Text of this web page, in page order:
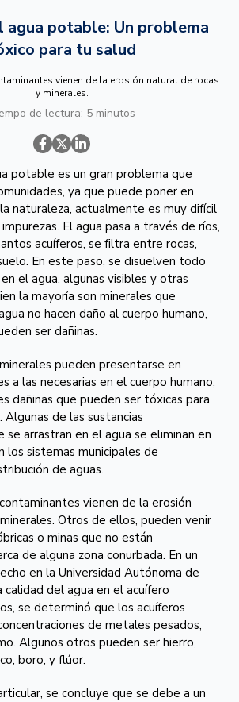
agua potable: Un problema
para tu salud
vienen de la erosión natural de rocas
y minerales.
de lectura: 5 minutos
potable es un gran problema que
ya que puede poner en
naturaleza, actualmente es muy difícil
El agua pasa a través de ríos,
acuíferos, se filtra entre rocas,
En este paso, se disuelven todo
el agua, algunas visibles y otras
la mayoría son minerales que
no hacen daño al cuerpo humano,
ser dañinas.
pueden presentarse en
a las necesarias en el cuerpo humano,
dañinas que pueden ser tóxicas para
Algunas de las sustancias
se arrastran en el agua se eliminan en
los sistemas municipales de
de aguas.
vienen de la erosión
Otros de ellos, pueden venir
o minas que no están
de alguna zona conurbada. En un
en la Universidad Autónoma de
calidad del agua en el acuífero
se determinó que los acuíferos
de metales pesados,
Algunos otros pueden ser hierro,
boro, y flúor.
se concluye que se debe a un